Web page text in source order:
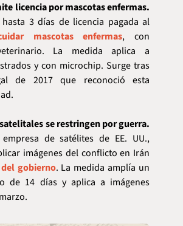
licencia por mascotas enfermas.
3 días de licencia pagada al
mascotas enfermas, con
La medida aplica a
y con microchip. Surge tras
de 2017 que reconoció esta
se restringen por guerra.
de satélites de EE. UU.,
gobierno. La medida amplía un
de 14 días y aplica a imágenes